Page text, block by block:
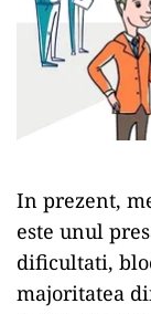
In prezent,
este unul
dificultati,
majoritatea